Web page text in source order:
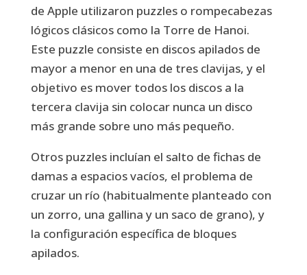
de Apple utilizaron puzzles o rompecabezas
lógicos clásicos como la Torre de Hanoi.
Este puzzle consiste en discos apilados de
mayor a menor en una de tres clavijas, y el
objetivo es mover todos los discos a la
tercera clavija sin colocar nunca un disco
más grande sobre uno más pequeño.
Otros puzzles incluían el salto de fichas de
damas a espacios vacíos, el problema de
cruzar un río (habitualmente planteado con
un zorro, una gallina y un saco de grano), y
la configuración específica de bloques
apilados.